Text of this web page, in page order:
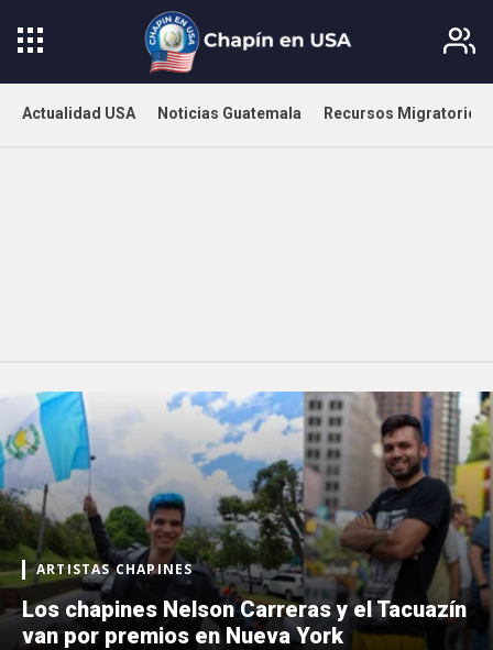
Actualidad USA Noticias Guatemala Recursos Migratorios
ARTISTAS CHAPINES
Los chapines Nelson Carreras y el Tacuazín
van por premios en Nueva York